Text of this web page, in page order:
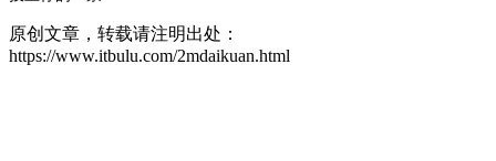
原创文章，转载请注明出处：
https://www.itbulu.com/2mdaikuan.html